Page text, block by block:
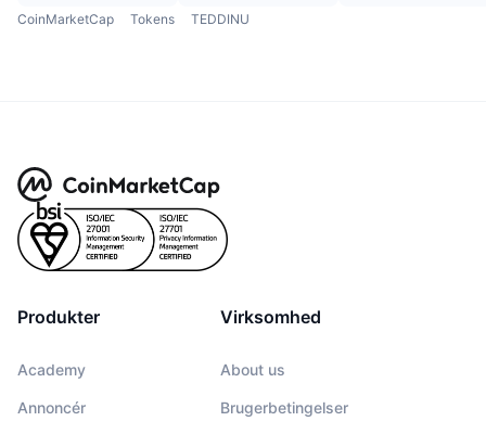
CoinMarketCap Tokens TEDDINU
Produkter
Academy
Annoncér
Virksomhed
About us
Brugerbetingelser